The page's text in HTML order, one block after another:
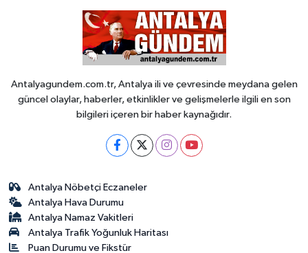
Antalyagundem.com.tr, Antalya ili ve çevresinde meydana gelen
güncel olaylar, haberler, etkinlikler ve gelişmelerle ilgili en son
bilgileri içeren bir haber kaynağıdır.
Antalya Nöbetçi Eczaneler
Antalya Hava Durumu
Antalya Namaz Vakitleri
Antalya Trafik Yoğunluk Haritası
Puan Durumu ve Fikstür